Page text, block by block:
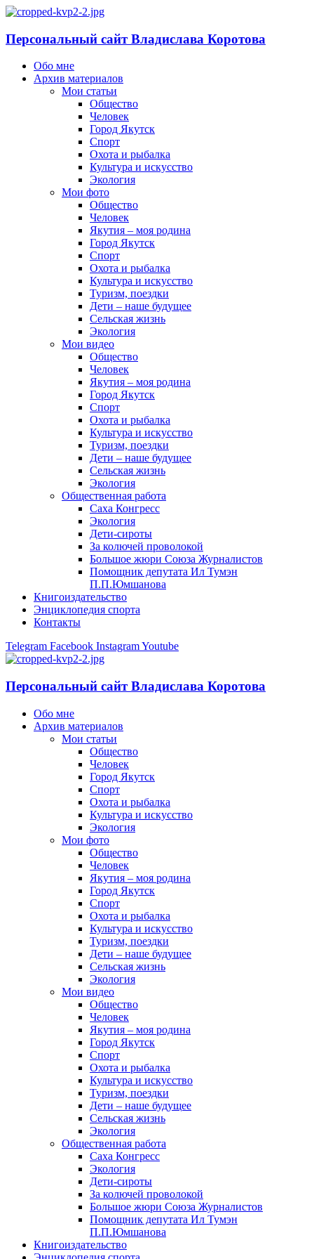
Персональный сайт Владислава Коротова
Обо мне
Архив материалов
Мои статьи
Общество
Человек
Город Якутск
Спорт
Охота и рыбалка
Культура и искусство
Экология
Мои фото
Общество
Человек
Якутия – моя родина
Город Якутск
Спорт
Охота и рыбалка
Культура и искусство
Туризм, поездки
Дети – наше будущее
Сельская жизнь
Экология
Мои видео
Общество
Человек
Якутия – моя родина
Город Якутск
Спорт
Охота и рыбалка
Культура и искусство
Туризм, поездки
Дети – наше будущее
Сельская жизнь
Экология
Общественная работа
Саха Конгресс
Экология
Дети-сироты
За колючей проволокой
Большое жюри Союза Журналистов
Помощник депутата Ил Тумэн
П.П.Юмшанова
Книгоиздательство
Энциклопедия спорта
Контакты
Telegram Facebook InstagramYoutube
Персональный сайт Владислава Коротова
Обо мне
Архив материалов
Мои статьи
Общество
Человек
Город Якутск
Спорт
Охота и рыбалка
Культура и искусство
Экология
Мои фото
Общество
Человек
Якутия – моя родина
Город Якутск
Спорт
Охота и рыбалка
Культура и искусство
Туризм, поездки
Дети – наше будущее
Сельская жизнь
Экология
Мои видео
Общество
Человек
Якутия – моя родина
Город Якутск
Спорт
Охота и рыбалка
Культура и искусство
Туризм, поездки
Дети – наше будущее
Сельская жизнь
Экология
Общественная работа
Саха Конгресс
Экология
Дети-сироты
За колючей проволокой
Большое жюри Союза Журналистов
Помощник депутата Ил Тумэн
П.П.Юмшанова
Книгоиздательство